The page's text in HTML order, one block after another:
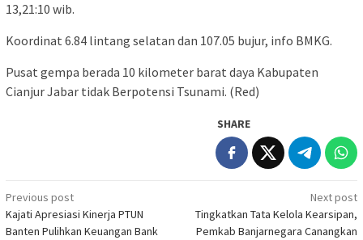
13,21:10 wib.
Koordinat 6.84 lintang selatan dan 107.05 bujur, info BMKG.
Pusat gempa berada 10 kilometer barat daya Kabupaten
Cianjur Jabar tidak Berpotensi Tsunami. (Red)
SHARE
Post
navigation
Previous post
Kajati Apresiasi Kinerja PTUN
Banten Pulihkan Keuangan Bank
Next post
Tingkatkan Tata Kelola Kearsipan,
Pemkab Banjarnegara Canangkan